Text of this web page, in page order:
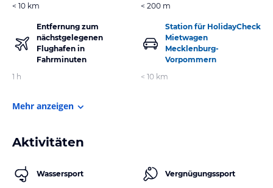
< 10 km
Entfernung zum
nächstgelegenen
Flughafen in
Fahrminuten
1 h
< 200 m
Station für HolidayCheck
Mietwagen
Mecklenburg-
Vorpommern
< 10 km
Mehr anzeigen
Aktivitäten
Wassersport Vergnügungssport